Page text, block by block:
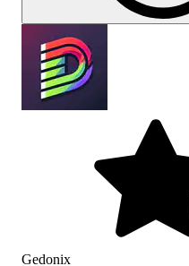
Gedonix